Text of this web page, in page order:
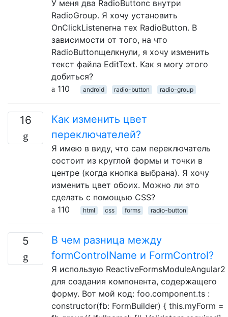
У меня два RadioButtonс внутри
RadioGroup. Я хочу установить
OnClickListenerна тех RadioButton. В
зависимости от того, на что
RadioButtonщелкнули, я хочу изменить
текст файла EditText. Как я могу этого
добиться?
110
android radio-button radio-group
16
Как изменить цвет
переключателей?
Я имею в виду, что сам переключатель
состоит из круглой формы и точки в
центре (когда кнопка выбрана). Я хочу
изменить цвет обоих. Можно ли это
сделать с помощью CSS?
110
html css forms radio-button
5
В чем разница между
formControlName и FormControl?
Я использую ReactiveFormsModuleAngular2
для создания компонента, содержащего
форму. Вот мой код: foo.component.ts :
constructor(fb: FormBuilder) { this.myForm =